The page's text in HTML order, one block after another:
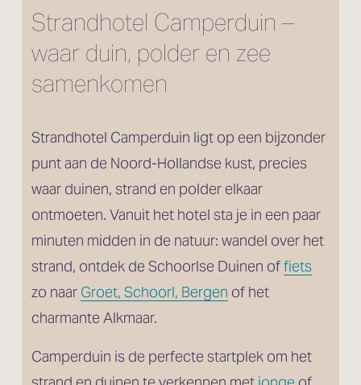
Strandhotel Camperduin –
waar duin, polder en zee
samenkomen
Strandhotel Camperduin ligt op een bijzonder
punt aan de Noord-Hollandse kust, precies
waar duinen, strand en polder elkaar
ontmoeten. Vanuit het hotel sta je in een paar
minuten midden in de natuur: wandel over het
strand, ontdek de Schoorlse Duinen of fiets
zo naar Groet, Schoorl, Bergen of het
charmante Alkmaar.
Camperduin is de perfecte startplek om het